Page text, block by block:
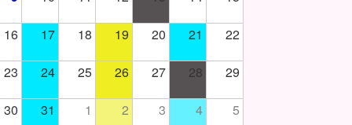
16 17 18 19 20 21 22
23 24 25 26 27 28 29
30 31 1 2 3 4 5